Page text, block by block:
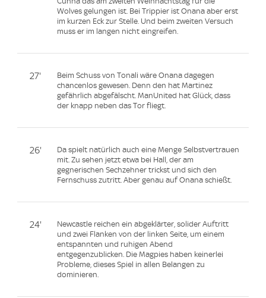
Wolves gelungen ist. Bei Trippier ist Onana aber erst
im kurzen Eck zur Stelle. Und beim zweiten Versuch
muss er im langen nicht eingreifen.
27'
Beim Schuss von Tonali wäre Onana dagegen
chancenlos gewesen. Denn den hat Martinez
gefährlich abgefälscht. ManUnited hat Glück, dass
der knapp neben das Tor fliegt.
26'
Da spielt natürlich auch eine Menge Selbstvertrauen
mit. Zu sehen jetzt etwa bei Hall, der am
gegnerischen Sechzehner trickst und sich den
Fernschuss zutritt. Aber genau auf Onana schießt.
24'
Newcastle reichen ein abgeklärter, solider Auftritt
und zwei Flanken von der linken Seite, um einem
entspannten und ruhigen Abend
entgegenzublicken. Die Magpies haben keinerlei
Probleme, dieses Spiel in allen Belangen zu
dominieren.